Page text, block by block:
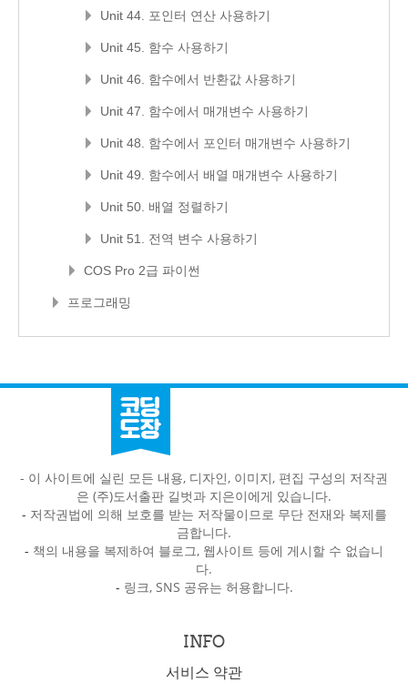
Unit 44. 포인터 연산 사용하기
Unit 45. 함수 사용하기
Unit 46. 함수에서 반환값 사용하기
Unit 47. 함수에서 매개변수 사용하기
Unit 48. 함수에서 포인터 매개변수 사용하기
Unit 49. 함수에서 배열 매개변수 사용하기
Unit 50. 배열 정렬하기
Unit 51. 전역 변수 사용하기
COS Pro 2급 파이썬
프로그래밍
- 이 사이트에 실린 모든 내용, 디자인, 이미지, 편집 구성의 저작권
은 (주)도서출판 길벗과 지은이에게 있습니다.
- 저작권법에 의해 보호를 받는 저작물이므로 무단 전재와 복제를
금합니다.
- 책의 내용을 복제하여 블로그, 웹사이트 등에 게시할 수 없습니
다.
- 링크, SNS 공유는 허용합니다.
INFO
서비스 약관